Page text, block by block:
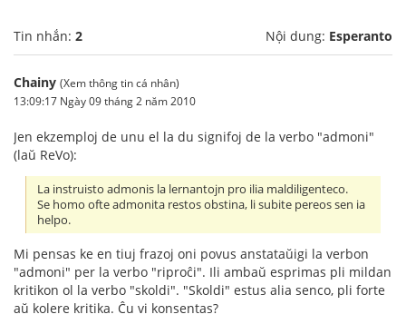
Tin nhắn: 2 Nội dung: Esperanto
Chainy (Xem thông tin cá nhân)
13:09:17 Ngày 09 tháng 2 năm 2010
Jen ekzemploj de unu el la du signifoj de la verbo "admoni"
(laŭ ReVo):
La instruisto admonis la lernantojn pro ilia maldiligenteco.
Se homo ofte admonita restos obstina, li subite pereos sen ia
helpo.
Mi pensas ke en tiuj frazoj oni povus anstataŭigi la verbon
"admoni" per la verbo "riproĉi". Ili ambaŭ esprimas pli mildan
kritikon ol la verbo "skoldi". "Skoldi" estus alia senco, pli forte
aŭ kolere kritika. Ĉu vi konsentas?